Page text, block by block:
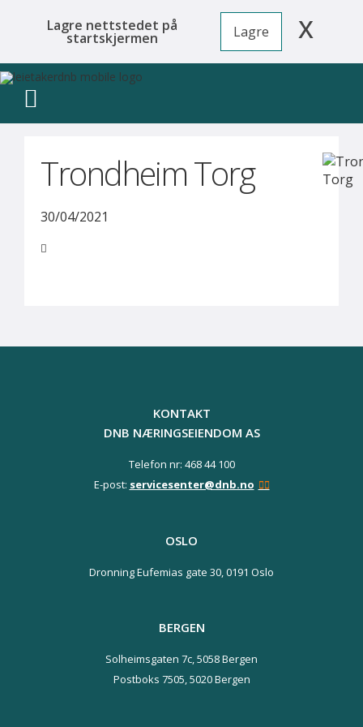
Lagre nettstedet på
startskjermen Lagre x
Trondheim Torg
30/04/2021
KONTAKT
DNB NÆRINGSEIENDOM AS
Telefon nr: 468 44 100
E-post: servicesenter@dnb.no
OSLO
Dronning Eufemias gate 30,0191 Oslo
BERGEN
Solheimsgaten 7c,5058 Bergen
Postboks 7505,5020 Bergen